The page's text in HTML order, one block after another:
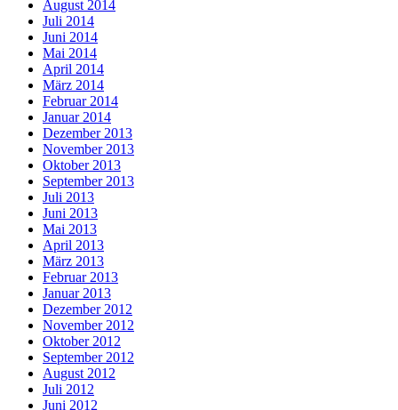
August 2014
Juli 2014
Juni 2014
Mai 2014
April 2014
März 2014
Februar 2014
Januar 2014
Dezember 2013
November 2013
Oktober 2013
September 2013
Juli 2013
Juni 2013
Mai 2013
April 2013
März 2013
Februar 2013
Januar 2013
Dezember 2012
November 2012
Oktober 2012
September 2012
August 2012
Juli 2012
Juni 2012